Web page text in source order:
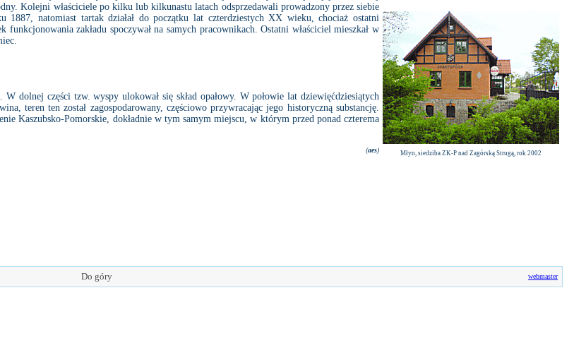
Młyn, siedziba ZK-P nad Zagórską Strugą, rok 2002
Kolejni właściciele po kilku lub kilkunastu latach odsprzedawali prowadzony przez siebie
natomiast tartak działał do początku lat czterdziestych XX wieku, chociaż ostatni
funkcjonowania zakładu spoczywał na samych pracownikach. Ostatni właściciel mieszkał w
dolnej części tzw. wyspy ulokował się skład opałowy. W połowie lat dziewięćdziesiątych
teren ten został zagospodarowany, częściowo przywracając jego historyczną substancję.
Kaszubsko-Pomorskie, dokładnie w tym samym miejscu, w którym przed ponad czterema
(aes)
Do góry webmaster